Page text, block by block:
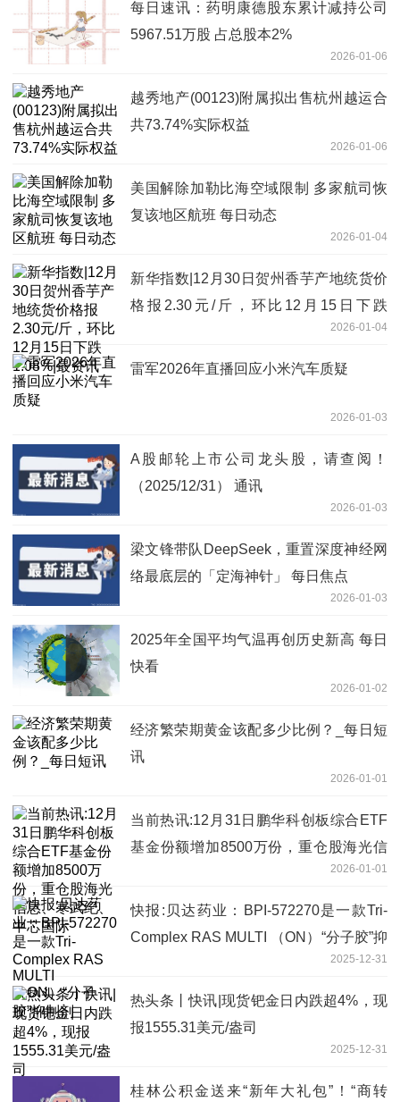
每日速讯：药明康德股东累计减持公司
5967.51万股 占总股本2%
2026-01-06
越秀地产(00123)附属拟出售杭州越运合
共73.74%实际权益
2026-01-06
美国解除加勒比海空域限制 多家航司恢
复该地区航班 每日动态
2026-01-04
新华指数|12月30日贺州香芋产地统货价
格报2.30元/斤，环比12月15日下跌
2026-01-04
雷军2026年直播回应小米汽车质疑
2026-01-03
A股邮轮上市公司龙头股，请查阅！
（2025/12/31） 通讯
2026-01-03
梁文锋带队DeepSeek，重置深度神经网
络最底层的「定海神针」 每日焦点
2026-01-03
2025年全国平均气温再创历史新高 每日
快看
2026-01-02
经济繁荣期黄金该配多少比例？_每日短
讯
2026-01-01
当前热讯:12月31日鹏华科创板综合ETF
基金份额增加8500万份，重仓股海光信
2026-01-01
快报:贝达药业：BPI-572270是一款Tri-
Complex RAS MULTI （ON）“分子胶”抑
2025-12-31
热头条丨快讯|现货钯金日内跌超4%，现
报1555.31美元/盎司
2025-12-31
桂林公积金送来“新年大礼包”！“商转